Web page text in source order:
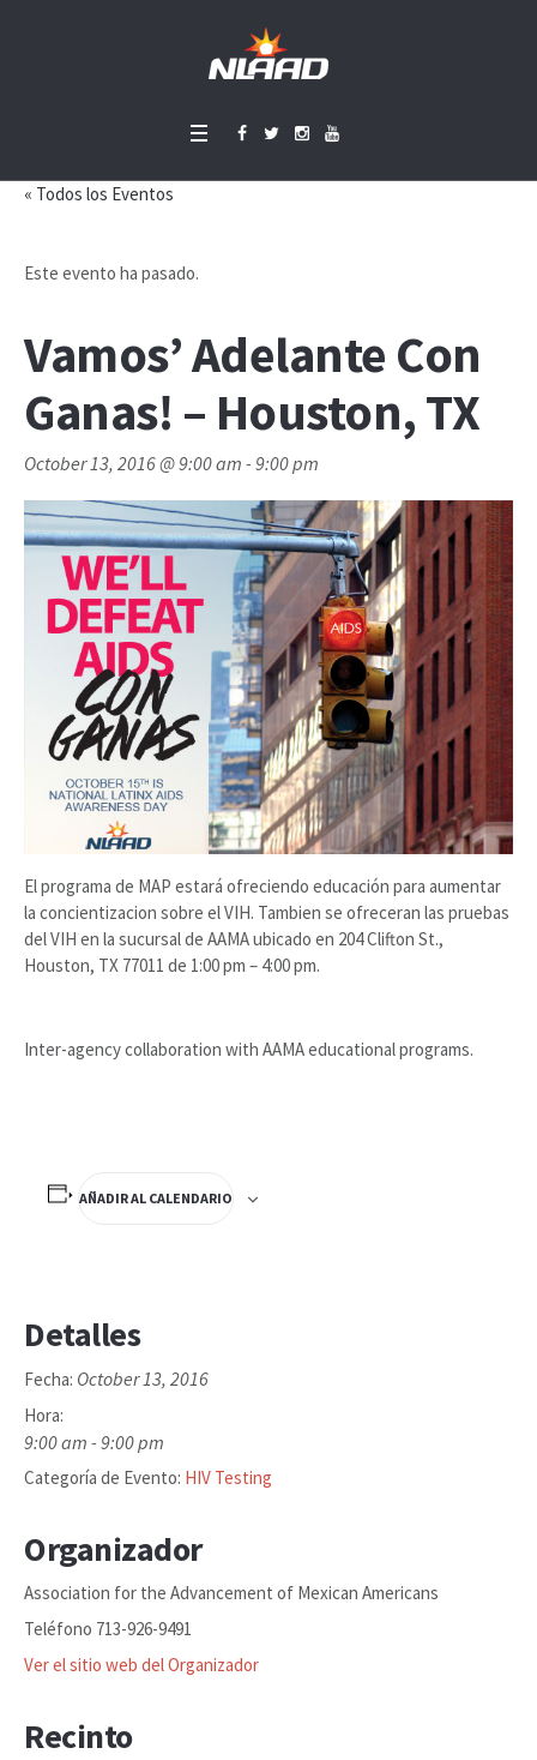
« Todos los Eventos
Este evento ha pasado.
Vamos’ Adelante Con
Ganas! – Houston, TX
October 13, 2016 @ 9:00 am -9:00 pm
El programa de MAP estará ofreciendo educación para aumentar
la concientizacion sobre el VIH. Tambien se ofreceran las pruebas
del VIH en la sucursal de AAMA ubicado en 204 Clifton St.,
Houston, TX 77011 de 1:00 pm – 4:00 pm.
Inter-agency collaboration with AAMA educational programs.
AÑADIR AL CALENDARIO
Detalles
Fecha: October 13, 2016
Hora:
9:00 am - 9:00 pm
Categoría de Evento: HIV Testing
Organizador
Association for the Advancement of Mexican Americans
Teléfono 713-926-9491
Ver el sitio web del Organizador
Recinto